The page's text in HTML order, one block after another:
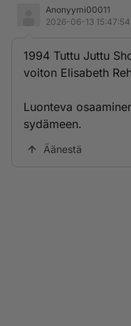
Anonyymi00011
2026-06-13 15:47:54
1994 Tuttu Juttu
voiton Elisabeth
Luonteva
sydämeen.
Äänestä